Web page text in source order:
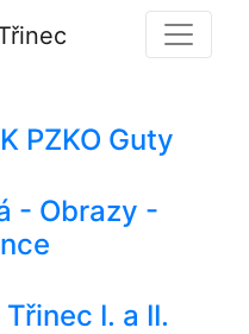
PZKO Guty
- Obrazy -
I. a II.